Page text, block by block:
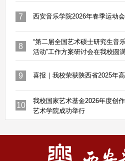
7 西安音乐学院2026年春季运动
8
“第二届全国艺术硕士研究生音
活动”工作方案研讨会在我校圆
9 喜报｜我校荣获陕西省2025年
10
我校国家艺术基金2026年度创
艺术学院成功举行